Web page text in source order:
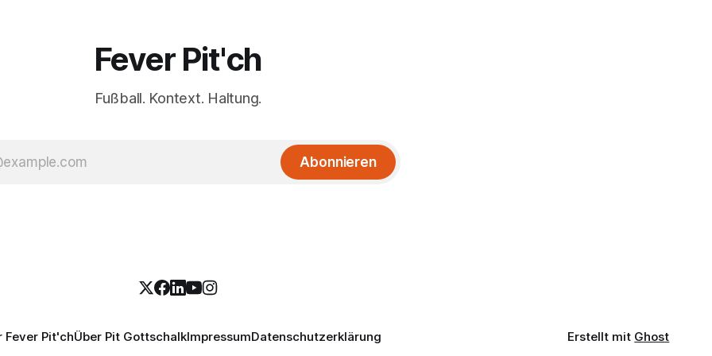
Fever Pit'ch
Fußball. Kontext. Haltung.
Abonnieren
Fever Pit'chÜber Pit GottschalkImpressumDatenschutzerklärung Erstellt mit Ghost